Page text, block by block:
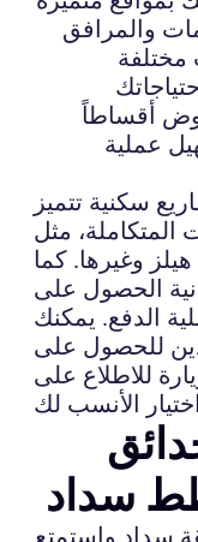
والمرافق
أقساطاً
عملية
سكنية تتميز
المتكاملة، مثل
وغيرها. كما
الحصول على
الدفع. يمكنك
للحصول على
للاطلاع على
سداد
سداد واستمتع